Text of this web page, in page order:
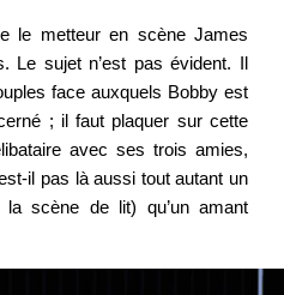
le metteur en scène James
Le sujet n’est pas évident. Il
face auxquels Bobby est
; il faut plaquer sur cette
avec ses trois amies,
il pas là aussi tout autant un
scène de lit) qu’un amant